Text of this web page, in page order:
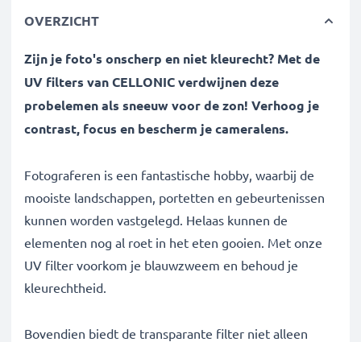
OVERZICHT
Zijn je foto's onscherp en niet kleurecht? Met de
UV filters van CELLONIC verdwijnen deze
probelemen als sneeuw voor de zon! Verhoog je
contrast, focus en bescherm je cameralens.
Fotograferen is een fantastische hobby, waarbij de
mooiste landschappen, portetten en gebeurtenissen
kunnen worden vastgelegd. Helaas kunnen de
elementen nog al roet in het eten gooien. Met onze
UV filter voorkom je blauwzweem en behoud je
kleurechtheid.
Bovendien biedt de transparante filter niet alleen